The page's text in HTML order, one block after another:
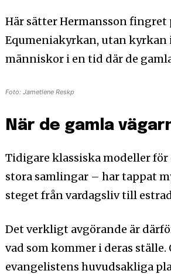
Här sätter Hermansson fingret
Equmeniakyrkan, utan kyrkan
människor i en tid där de
Foto: Jametlene Reskp
När de gamla
Tidigare klassiska modeller
stora samlingar – har tappat
steget från vardagsliv till
Det verkligt avgörande är
vad som kommer i deras
evangelistens huvudsakliga